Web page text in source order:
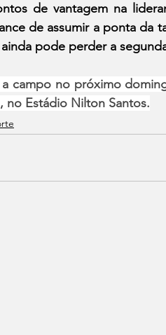
de vantagem na
de assumir a ponta da
pode perder a
campo no próximo
no Estádio Nilton Santos.